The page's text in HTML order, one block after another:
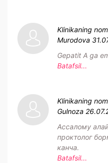
Klinikaning
Murodova
Gepatit A ga
Batafsil...
Klinikaning
Gulnoza
Ассалому
проктолог
канча.
Batafsil...